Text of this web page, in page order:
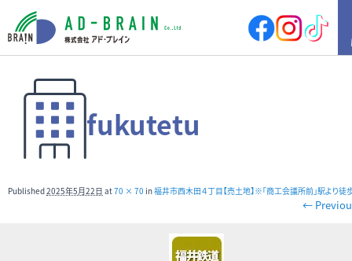
HOME
買いたい
売地
店舗付住宅
マンション
fukutetu
Published2025年5月22日 at70 × 70 in福井市西木田４丁目【売土地】※「商工会議所前」駅より徒
←